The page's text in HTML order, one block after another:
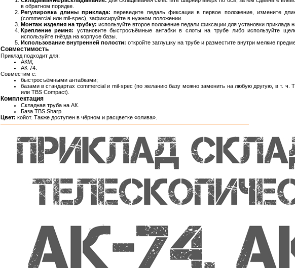
в обратном порядке.
Регулировка длины приклада: переведите педаль фиксации в первое положение, измените
(commercial или mil‑spec), зафиксируйте в нужном положении.
Монтаж изделия на трубку: используйте второе положение педали фиксации для установки приклада
Крепление ремня: установите быстросъёмные антабки в слоты на трубе либо используйте
используйте гнёзда на корпусе базы.
Использование внутренней полости: откройте заглушку на трубе и разместите внутри мелкие
Совместимость
Приклад подходит для:
АКМ;
АК‑74.
Совместим с:
быстросъёмными антабками;
базами в стандартах commercial и mil‑spec (по желанию базу можно заменить на любую другую, в т. ч.
или TBS Compact).
Комплектация
Складная труба на АК.
База TBS Sharp.
Цвет: койот. Также доступен в чёрном и расцветке «олива».